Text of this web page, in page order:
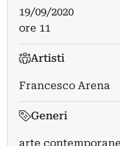
19/09/2020
ore 11
Artisti
Francesco Arena
Generi
arte